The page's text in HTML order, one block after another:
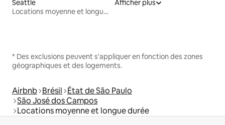
Seattle
Locations moyenne et longue durée
Afficher plus
* Des exclusions peuvent s'appliquer en fonction des zones
géographiques et des logements.
Airbnb Brésil État de São Paulo
São José dos Campos
Locations moyenne et longue durée